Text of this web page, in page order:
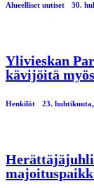
Alueelliset uutiset 30.
Ylivieskan
kävijöitä
Henkilöt 23.